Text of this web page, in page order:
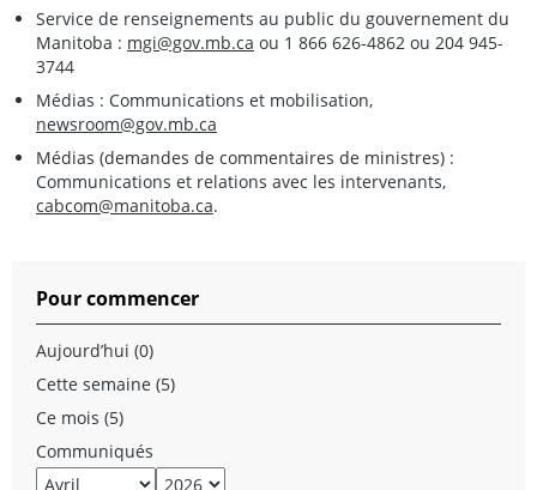
Service de renseignements au public du gouvernement du
Manitoba : mgi@gov.mb.ca ou 1 866 626-4862 ou 204 945-
3744
Médias : Communications et mobilisation,
newsroom@gov.mb.ca
Médias (demandes de commentaires de ministres) :
Communications et relations avec les intervenants,
cabcom@manitoba.ca.
Pour commencer
Aujourd’hui (0)
Cette semaine (5)
Ce mois (5)
Communiqués